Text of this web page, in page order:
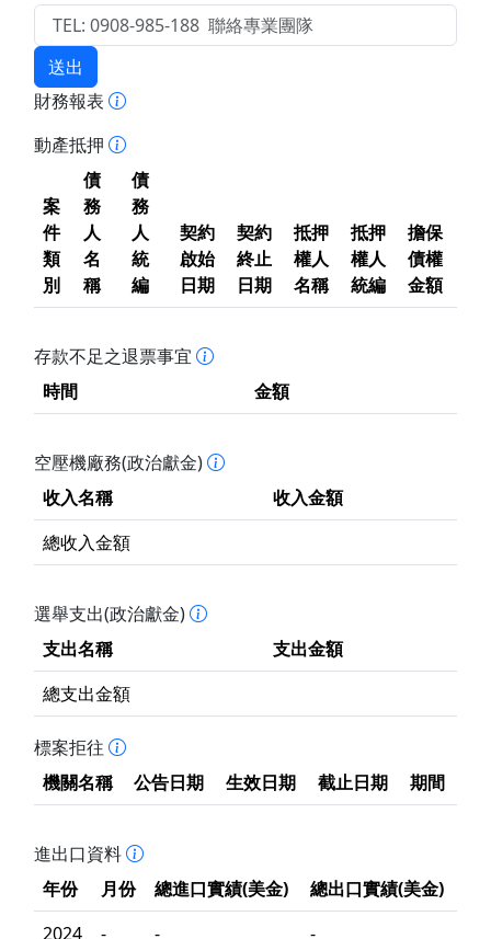
送出
財務報表
動產抵押
案
件
類
別
債
務
人
名
稱
債
務
人
統
編
契約
啟始
日期
契約
終止
日期
抵押
權人
名稱
抵押
權人
統編
擔保
債權
金額
存款不足之退票事宜
時間
金額
空壓機廠務(政治獻金)
收入名稱
收入金額
總收入金額
選舉支出(政治獻金)
支出名稱
支出金額
總支出金額
標案拒往
機關名稱
公告日期 生效日期 截止日期 期間
進出口資料
年份
月份 總進口實績(美金)
總出口實績(美金)
2024
- -
-